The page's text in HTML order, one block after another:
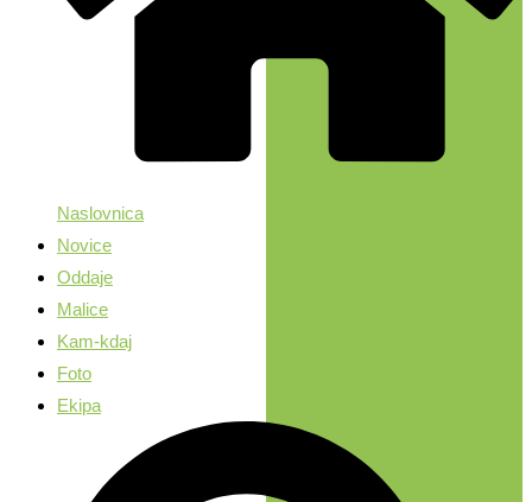
Naslovnica
Novice
Oddaje
Malice
Kam-kdaj
Foto
Ekipa